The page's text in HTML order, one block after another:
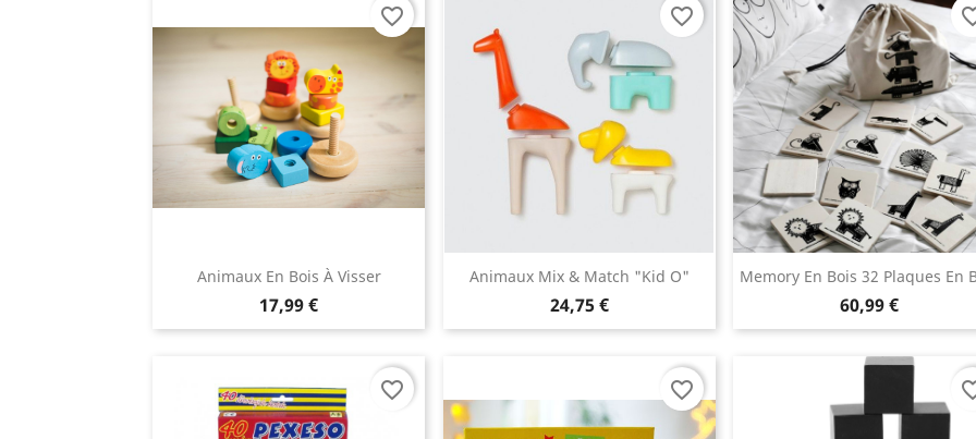
Animaux En Bois À Visser
17,99 €
favorite_border
Animaux Mix & Match "Kid O"
24,75 €
favorite_border
Memory En Bois 32 Plaques En
60,99 €
favorite_border favorite_border